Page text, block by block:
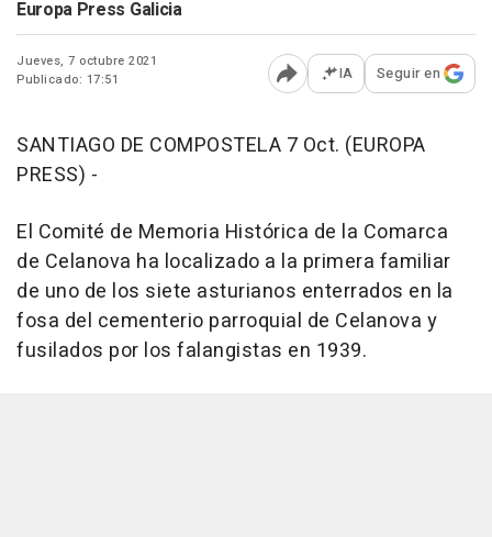
Europa Press Galicia
Jueves, 7 octubre 2021
Publicado: 17:51
Abrir opciones para
IA Seguir en
SANTIAGO DE COMPOSTELA 7 Oct. (EUROPA
PRESS) -
El Comité de Memoria Histórica de la Comarca
de Celanova ha localizado a la primera familiar
de uno de los siete asturianos enterrados en la
fosa del cementerio parroquial de Celanova y
fusilados por los falangistas en 1939.